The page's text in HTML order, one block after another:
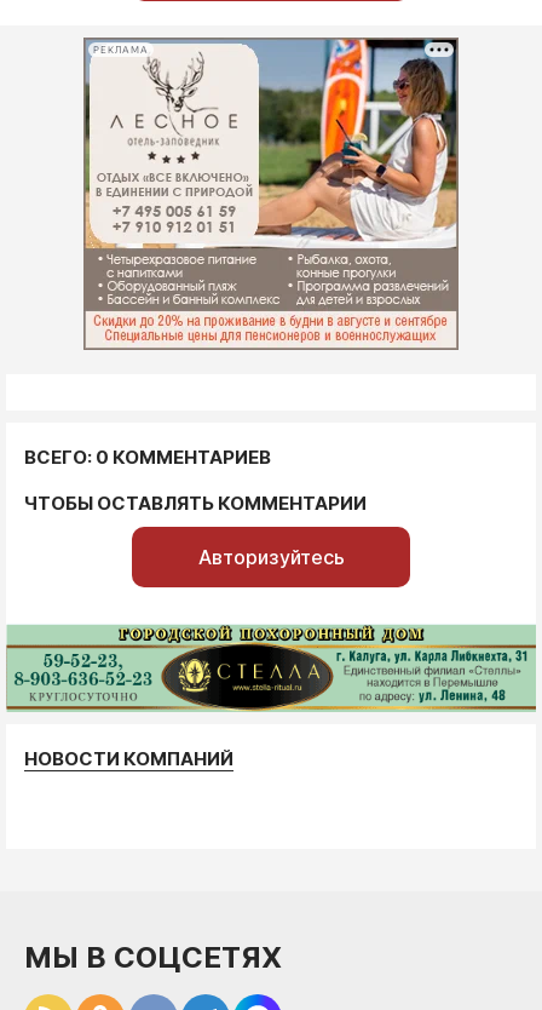
РЕКЛАМА
ВСЕГО: 0 КОММЕНТАРИЕВ
ЧТОБЫ ОСТАВЛЯТЬ КОММЕНТАРИИ
Авторизуйтесь
НОВОСТИ КОМПАНИЙ
МЫ В СОЦСЕТЯХ